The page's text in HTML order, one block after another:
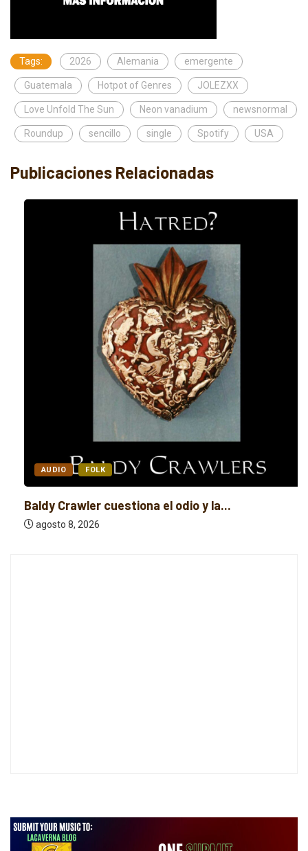
Tags: 2026 Alemania emergente
Guatemala Hotpot of Genres JOLEZXX
Love Unfold The Sun Neon vanadium newsnormal
Roundup sencillo single Spotify USA
Publicaciones Relacionadas
AUDIO FOLK
Baldy Crawler cuestiona el odio y la...
agosto 8, 2026